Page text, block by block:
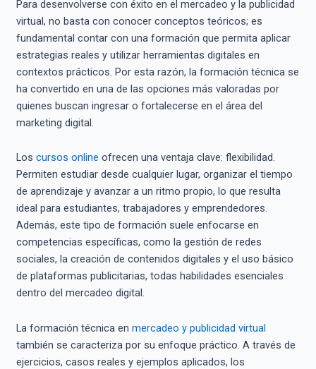
Para desenvolverse con éxito en el mercadeo y la publicidad
virtual, no basta con conocer conceptos teóricos; es
fundamental contar con una formación que permita aplicar
estrategias reales y utilizar herramientas digitales en
contextos prácticos. Por esta razón, la formación técnica se
ha convertido en una de las opciones más valoradas por
quienes buscan ingresar o fortalecerse en el área del
marketing digital.
Los cursos online ofrecen una ventaja clave: flexibilidad.
Permiten estudiar desde cualquier lugar, organizar el tiempo
de aprendizaje y avanzar a un ritmo propio, lo que resulta
ideal para estudiantes, trabajadores y emprendedores.
Además, este tipo de formación suele enfocarse en
competencias específicas, como la gestión de redes
sociales, la creación de contenidos digitales y el uso básico
de plataformas publicitarias, todas habilidades esenciales
dentro del mercadeo digital.
La formación técnica en mercadeo y publicidad virtual
también se caracteriza por su enfoque práctico. A través de
ejercicios, casos reales y ejemplos aplicados, los